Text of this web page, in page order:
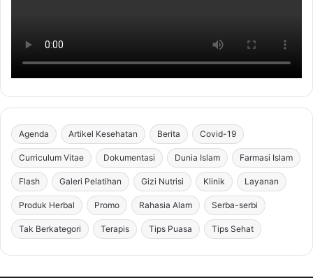
Agenda Artikel Kesehatan Berita Covid-19
Curriculum Vitae Dokumentasi Dunia Islam Farmasi Islam
Flash Galeri Pelatihan Gizi Nutrisi Klinik Layanan
Produk Herbal Promo Rahasia Alam Serba-serbi
Tak Berkategori Terapis Tips Puasa Tips Sehat